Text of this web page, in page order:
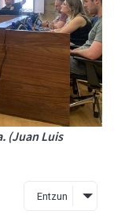
(Juan Luis
Entzun